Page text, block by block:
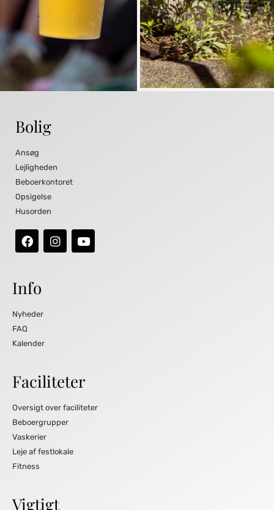
Bolig
Ansøg
Lejligheden
Beboerkontoret
Opsigelse
Husorden
Info
Nyheder
FAQ
Kalender
Faciliteter
Oversigt over faciliteter
Beboergrupper
Vaskerier
Leje af festlokale
Fitness
Vigtigt